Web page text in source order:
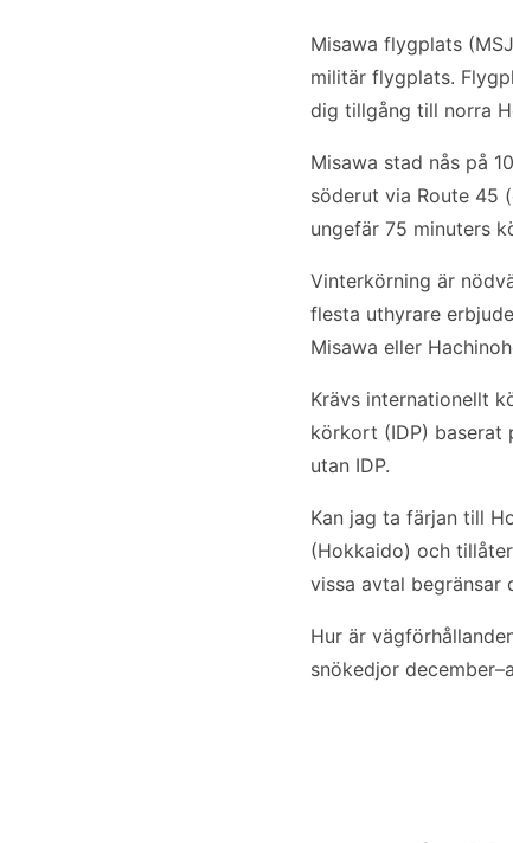
Misawa flygplats
militär flygplats.
dig tillgång till norra
Misawa stad nås på
söderut via Route 45
ungefär 75 minuters
Vinterkörning är
flesta uthyrare
Misawa eller
Krävs internationellt
körkort (IDP) baserat
utan IDP.
Kan jag ta färjan till
(Hokkaido) och
vissa avtal begränsar
Hur är
snökedjor